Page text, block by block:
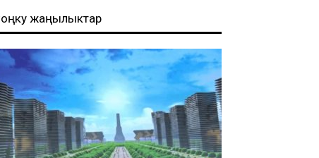
жаңылыктар